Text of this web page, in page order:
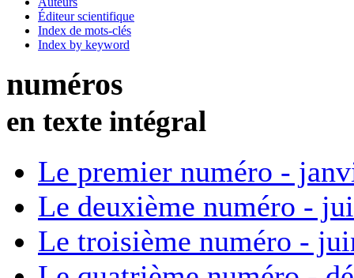
Éditeur scientifique
Index de mots-clés
Index by keyword
numéros
en texte intégral
Le premier numéro -
Le deuxième numéro -
Le troisième numéro -